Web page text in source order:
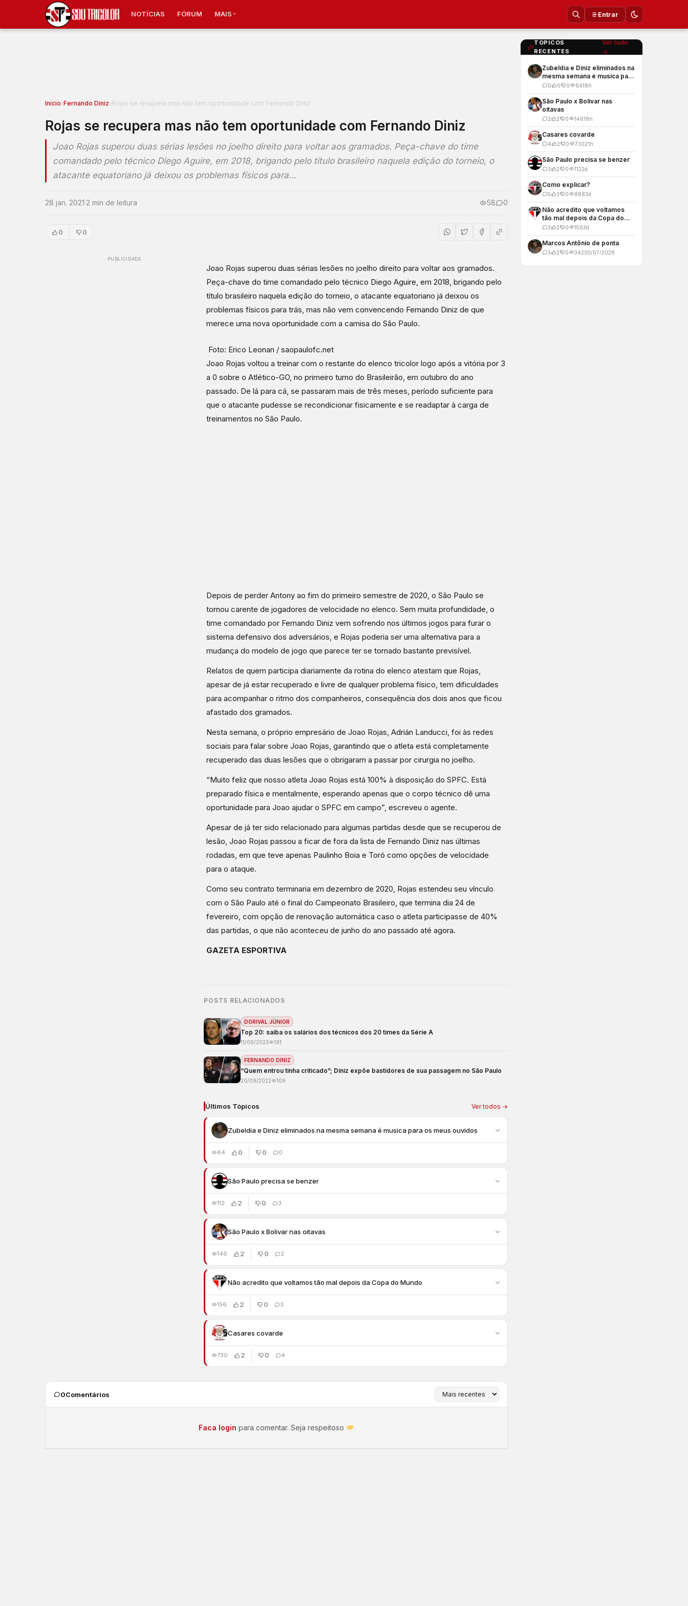
NOTÍCIAS FÓRUM MAIS Entrar
Inicio›Fernando Diniz›Rojas se recupera mas não tem oportunidade com Fernando Diniz
Rojas se recupera mas não tem oportunidade com Fernando Diniz
Joao Rojas superou duas sérias lesões no joelho direito para voltar aos gramados. Peça-chave do time
comandado pelo técnico Diego Aguire, em 2018, brigando pelo título brasileiro naquela edição do torneio, o
atacante equatoriano já deixou os problemas físicos para…
28 jan. 2021·2 min de leitura 58 0
0 0
PUBLICIDADE
Joao Rojas superou duas sérias lesões no joelho direito para voltar aos gramados.
Peça-chave do time comandado pelo técnico Diego Aguire, em 2018, brigando pelo
título brasileiro naquela edição do torneio, o atacante equatoriano já deixou os
problemas físicos para trás, mas não vem convencendo Fernando Diniz de que
merece uma nova oportunidade com a camisa do São Paulo.
Foto: Erico Leonan / saopaulofc.net
Joao Rojas voltou a treinar com o restante do elenco tricolor logo após a vitória por 3
a 0 sobre o Atlético-GO, no primeiro turno do Brasileirão, em outubro do ano
passado. De lá para cá, se passaram mais de três meses, período suficiente para
que o atacante pudesse se recondicionar fisicamente e se readaptar à carga de
treinamentos no São Paulo.
Depois de perder Antony ao fim do primeiro semestre de 2020, o São Paulo se
tornou carente de jogadores de velocidade no elenco. Sem muita profundidade, o
time comandado por Fernando Diniz vem sofrendo nos últimos jogos para furar o
sistema defensivo dos adversários, e Rojas poderia ser uma alternativa para a
mudança do modelo de jogo que parece ter se tornado bastante previsível.
Relatos de quem participa diariamente da rotina do elenco atestam que Rojas,
apesar de já estar recuperado e livre de qualquer problema físico, tem dificuldades
para acompanhar o ritmo dos companheiros, consequência dos dois anos que ficou
afastado dos gramados.
Nesta semana, o próprio empresário de Joao Rojas, Adrián Landucci, foi às redes
sociais para falar sobre Joao Rojas, garantindo que o atleta está completamente
recuperado das duas lesões que o obrigaram a passar por cirurgia no joelho.
“Muito feliz que nosso atleta Joao Rojas está 100% à disposição do SPFC. Está
preparado física e mentalmente, esperando apenas que o corpo técnico dê uma
oportunidade para Joao ajudar o SPFC em campo”, escreveu o agente.
Apesar de já ter sido relacionado para algumas partidas desde que se recuperou de
lesão, Joao Rojas passou a ficar de fora da lista de Fernando Diniz nas últimas
rodadas, em que teve apenas Paulinho Boia e Toró como opções de velocidade
para o ataque.
Como seu contrato terminaria em dezembro de 2020, Rojas estendeu seu vínculo
com o São Paulo até o final do Campeonato Brasileiro, que termina dia 24 de
fevereiro, com opção de renovação automática caso o atleta participasse de 40%
das partidas, o que não aconteceu de junho do ano passado até agora.
GAZETA ESPORTIVA
POSTS RELACIONADOS
DORIVAL JÚNIOR
Top 20: saiba os salários dos técnicos dos 20 times da Série A
11/09/2023 191
FERNANDO DINIZ
“Quem entrou tinha criticado”; Diniz expõe bastidores de sua passagem no São Paulo
20/09/2022 109
Últimos Tópicos Ver todos →
Zubeldia e Diniz eliminados na mesma semana é musica para os meus ouvidos
64 0 0 0
São Paulo precisa se benzer
112 2 0 3
São Paulo x Bolivar nas oitavas
146 2 0 2
Não acredito que voltamos tão mal depois da Copa do Mundo
156 2 0 3
Casares covarde
730 2 0 4
0Comentários
Faca login para comentar. Seja respeitoso
TOPICOS
RECENTES
Ver tudo
→
Zubeldia e Diniz eliminados na
mesma semana é musica para
os meus ouvidos
0 0 0 6418h
São Paulo x Bolivar nas
oitavas
2 2 0 14618h
Casares covarde
4 2 0 73021h
São Paulo precisa se benzer
3 2 0 1122d
Como explicar?
5 3 0 8883d
Não acredito que voltamos
tão mal depois da Copa do
Mundo
3 2 0 1563d
Marcos Antônio de ponta
3 2 0 34230/07/2026